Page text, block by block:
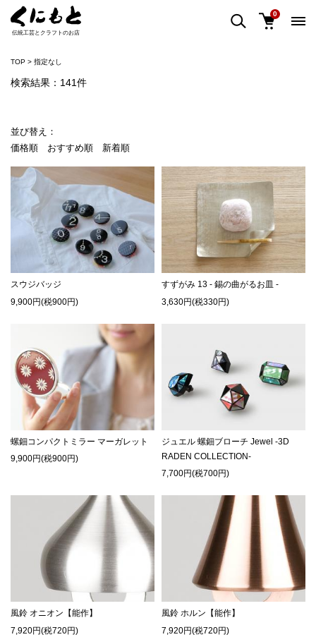
伝統工芸とクラフトのお店
0
TOP 指定なし
検索結果：141件
並び替え：
価格順
おすすめ順 新着順
スウジバッジ
9,900円(税900円)
すずがみ 13 - 錫の曲がるお皿 -
3,630円(税330円)
螺鈿コンパクトミラー マーガレット
9,900円(税900円)
ジュエル 螺鈿ブローチ Jewel -3D
RADEN COLLECTION-
7,700円(税700円)
風鈴 オニオン【能作】
7,920円(税720円)
風鈴 ホルン【能作】
7,920円(税720円)